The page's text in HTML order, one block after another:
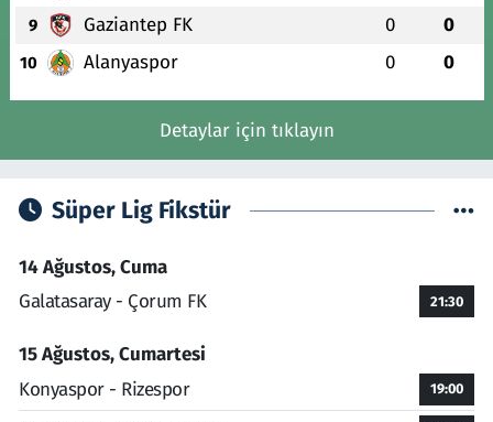
9 Gaziantep FK 0 0
10 Alanyaspor 0 0
Detaylar için tıklayın
Süper Lig Fikstür
14 Ağustos, Cuma
Galatasaray - Çorum FK
21:30
15 Ağustos, Cumartesi
Konyaspor - Rizespor
19:00